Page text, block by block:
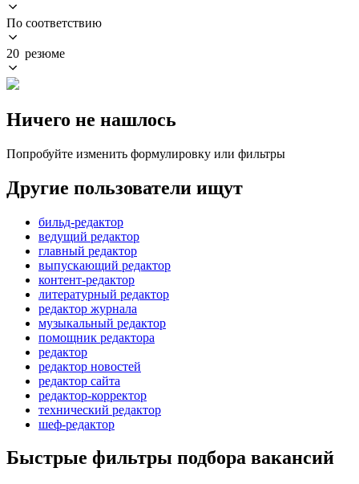
По соответствию
20 резюме
Ничего не нашлось
Попробуйте изменить формулировку или фильтры
Другие пользователи ищут
бильд-редактор
ведущий редактор
главный редактор
выпускающий редактор
контент-редактор
литературный редактор
редактор журнала
музыкальный редактор
помощник редактора
редактор
редактор новостей
редактор сайта
редактор-корректор
технический редактор
шеф-редактор
Быстрые фильтры подбора вакансий